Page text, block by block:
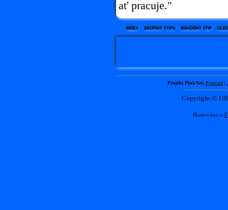
ať pracuje."
Projekt PinkNet: Postcard|
Copyright ©
Hostováno u